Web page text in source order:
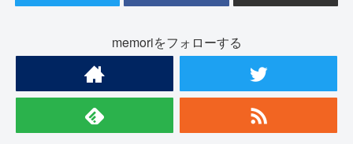
memoriをフォローする